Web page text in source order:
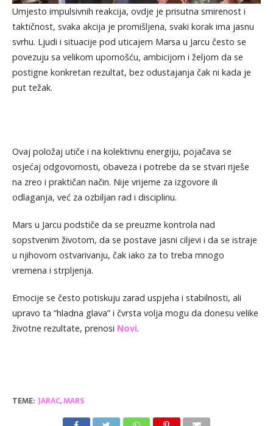
Umjesto impulsivnih reakcija, ovdje je prisutna smirenost i
taktičnost, svaka akcija je promišljena, svaki korak ima jasnu
svrhu. Ljudi i situacije pod uticajem Marsa u Jarcu često se
povezuju sa velikom upornošću, ambicijom i željom da se
postigne konkretan rezultat, bez odustajanja čak ni kada je
put težak.
Ovaj položaj utiče i na kolektivnu energiju, pojačava se
osjećaj odgovornosti, obaveza i potrebe da se stvari riješe
na zreo i praktičan način. Nije vrijeme za izgovore ili
odlaganja, već za ozbiljan rad i disciplinu.
Mars u Jarcu podstiče da se preuzme kontrola nad
sopstvenim životom, da se postave jasni ciljevi i da se istraje
u njihovom ostvarivanju, čak iako za to treba mnogo
vremena i strpljenja.
Emocije se često potiskuju zarad uspjeha i stabilnosti, ali
upravo ta “hladna glava” i čvrsta volja mogu da donesu velike
životne rezultate, prenosi Novi.
TEME: JARAC,MARS